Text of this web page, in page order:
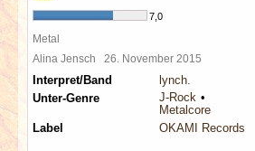
7,0
Metal
Alina Jensch 26. November 2015
Interpret/Band
lynch.
Unter-Genre
J-Rock
Metalcore
Label
OKAMI Records